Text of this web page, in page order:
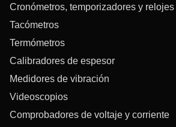
Cronómetros, temporizadores y relojes
Tacómetros
Termómetros
Calibradores de espesor
Medidores de vibración
Videoscopios
Comprobadores de voltaje y corriente